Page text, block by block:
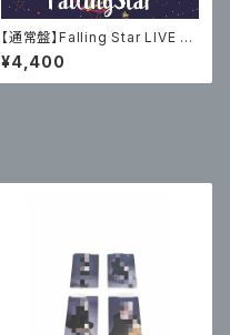
【通常盤】Falling Star LIVE 20
22 Alnair〜光り輝く者たち〜・
ワンマンライブDVD（受注生産）
¥4,400